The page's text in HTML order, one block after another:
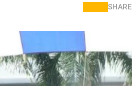
SHARE